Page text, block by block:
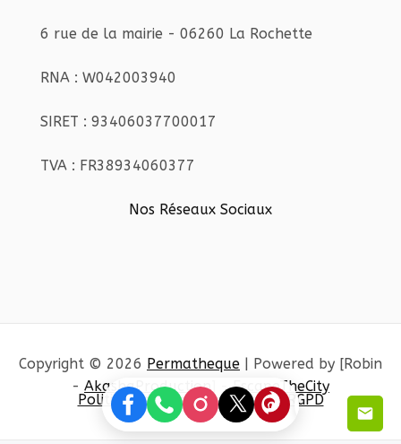
6 rue de la mairie - 06260 La Rochette
RNA : W042003940
SIRET : 93406037700017
TVA : FR38934060377
Nos Réseaux Sociaux
Copyright © 2026 Permatheque | Powered by [Robin
- AkashaProduction ] -EscapeTheCity
Politique de confidentialité et RGPD